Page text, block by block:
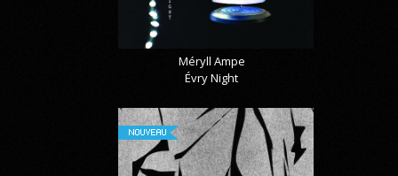
Méryll Ampe
Évry Night
NOUVEAU